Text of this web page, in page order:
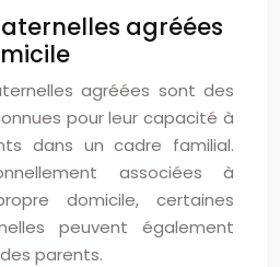
agréées
agréées sont des
pour leur capacité à
dans un cadre familial.
associées à
domicile, certaines
peuvent également
parents.